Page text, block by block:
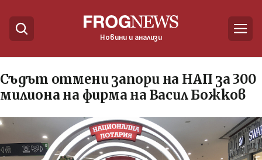
Новини и анализи
Съдът отмени запори на НАП за 300
милиона на фирма на Васил Божков